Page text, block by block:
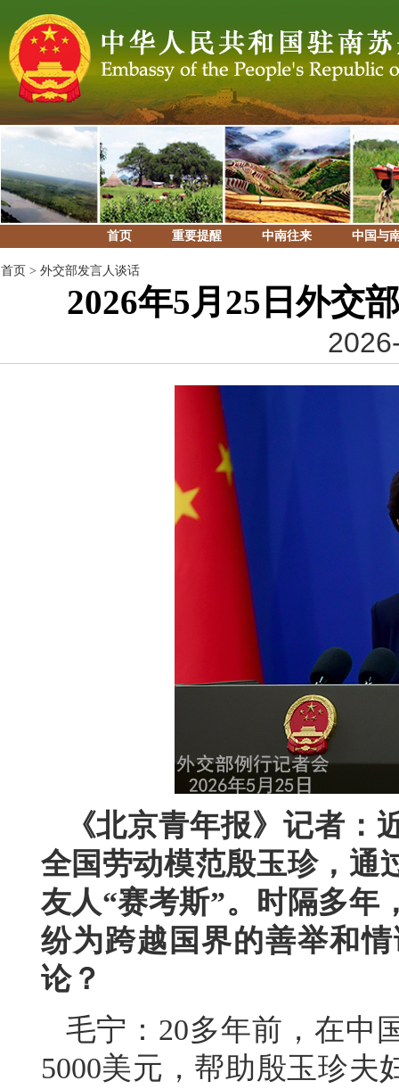
首页 重要提醒 中南往来 中国与
首页 > 外交部发言人谈话
2026年5月25日外交
《北京青年报》记者
全国劳动模范殷玉珍，通
友人“赛考斯”。时隔多年
纷为跨越国界的善举和
论？
毛宁：20多年前，在中
5000美元，帮助殷玉珍